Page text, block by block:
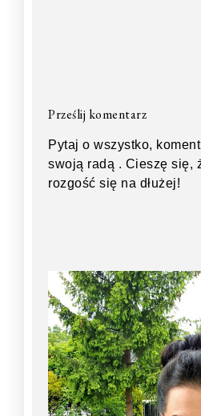
Prześlij komentarz
Pytaj o wszystko,
swoją radą . Cieszę się,
rozgość się na dłużej!